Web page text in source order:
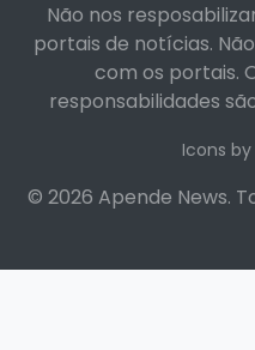
Não nos
portais de notícias.
com os portais.
responsabilidades
Icons by
© 2026 Apende News.